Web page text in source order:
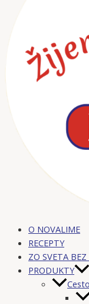
O NOVALIME
RECEPTY
ZO SVETA BEZ
PRODUKTY